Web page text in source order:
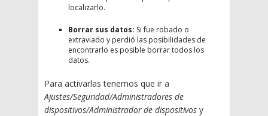
localizarlo.
Borrar sus datos: Si fue robado o
extraviado y perdió las posibilidades de
encontrarlo es posible borrar todos los
datos.
Para activarlas tenemos que ir a
Ajustes/Seguridad/Administradores de
dispositivos/Administrador de dispositivos y